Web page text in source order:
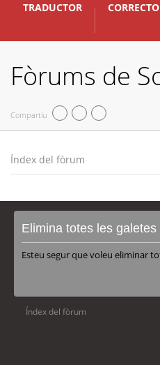
TRADUCTOR
Fòrums de
Compartiu
Índex del fòrum
Elimina totes les galetes
Esteu segur que voleu eliminar
Índex del fòrum